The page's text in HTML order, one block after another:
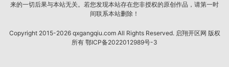
来的一切后果与本站无关。若您发现本站存在您非授权的原创作品，请第一时
间联系本站删除！
Copyright 2015-2026 qxgangqiu.com All Rights Reserved. 启翔开区网 版权
所有 鄂ICP备2022012989号-3